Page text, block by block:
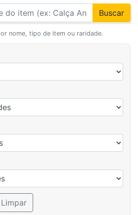
Buscar
nome, tipo de item ou raridade.
Limpar